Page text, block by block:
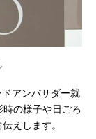
アンバサダー就
の様子や日ごろ
えします。